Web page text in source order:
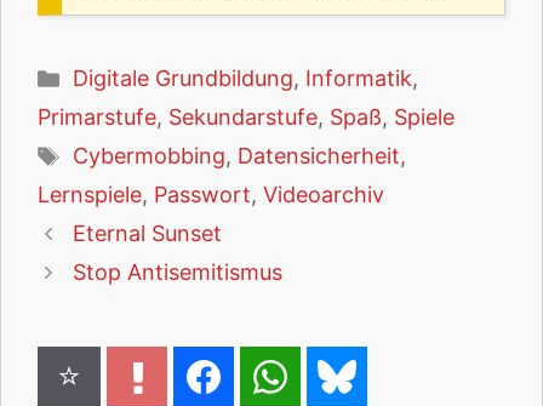
Kategorien
Digitale Grundbildung, Informatik,
Primarstufe, Sekundarstufe, Spaß, Spiele
Schlagwörter
Cybermobbing, Datensicherheit,
Lernspiele, Passwort, Videoarchiv
Eternal Sunset
Stop Antisemitismus